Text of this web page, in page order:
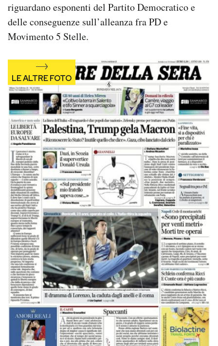
riguardano esponenti del Partito Democratico e
delle conseguenze sull’alleanza fra PD e
Movimento 5 Stelle.